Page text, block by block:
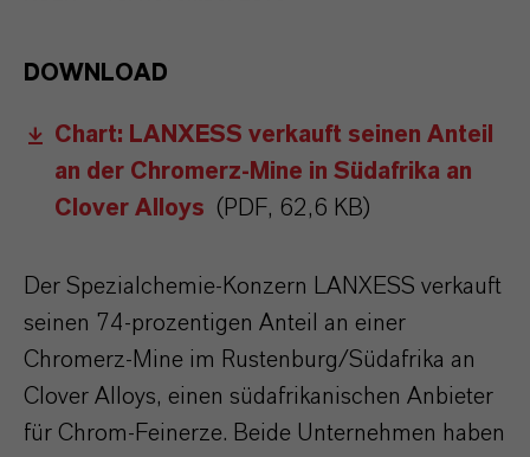
DOWNLOAD
Chart: LANXESS verkauft seinen Anteil
an der Chromerz-Mine in Südafrika an
Clover Alloys (PDF, 62,6 KB)
Der Spezialchemie-Konzern LANXESS verkauft
seinen 74-prozentigen Anteil an einer
Chromerz-Mine im Rustenburg/Südafrika an
Clover Alloys, einen südafrikanischen Anbieter
für Chrom-Feinerze. Beide Unternehmen haben